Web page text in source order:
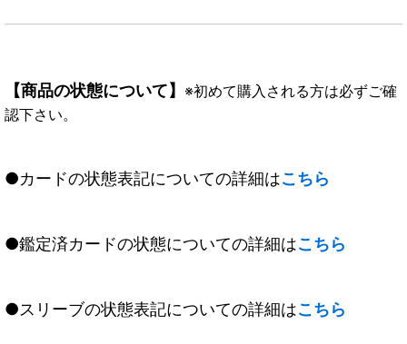
【商品の状態について】 ※初めて購入される方は必ずご確
認下さい。
●カードの状態表記についての詳細はこちら
●鑑定済カードの状態についての詳細はこちら
●スリーブの状態表記についての詳細はこちら